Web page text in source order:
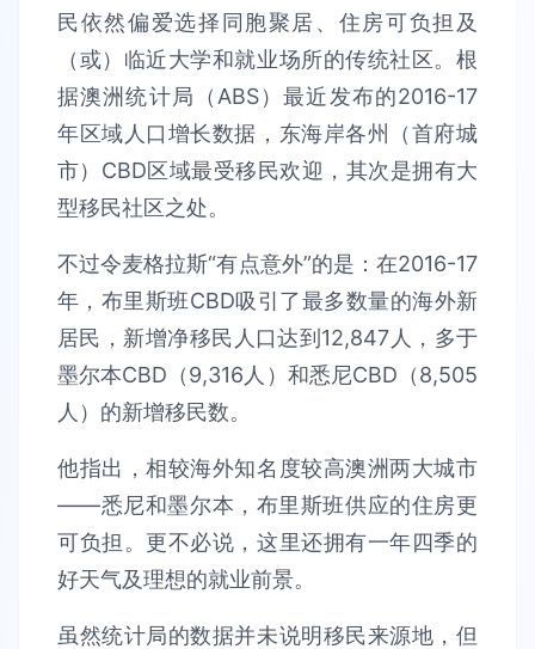
民依然偏爱选择同胞聚居、住房可负担及
（或）临近大学和就业场所的传统社区。根
据澳洲统计局（ABS）最近发布的2016-17
年区域人口增长数据，东海岸各州（首府城
市）CBD区域最受移民欢迎，其次是拥有大
型移民社区之处。
不过令麦格拉斯“有点意外”的是：在2016-17
年，布里斯班CBD吸引了最多数量的海外新
居民，新增净移民人口达到12,847人，多于
墨尔本CBD（9,316人）和悉尼CBD（8,505
人）的新增移民数。
他指出，相较海外知名度较高澳洲两大城市
——悉尼和墨尔本，布里斯班供应的住房更
可负担。更不必说，这里还拥有一年四季的
好天气及理想的就业前景。
虽然统计局的数据并未说明移民来源地，但